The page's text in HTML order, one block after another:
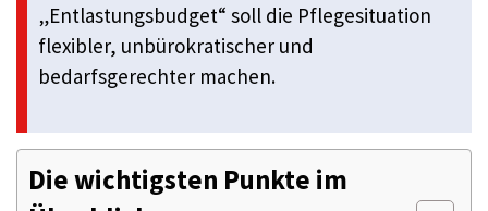
„Entlastungsbudget“ soll die Pflegesituation
flexibler, unbürokratischer und
bedarfsgerechter machen.
Die wichtigsten Punkte im